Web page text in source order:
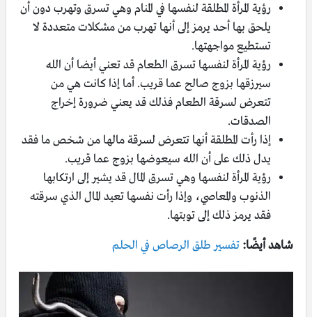
رؤية المرأة المطلقة لنفسها في المنام وهي تسرق وتهرب دون أن
يلحق بها أحد يرمز إلى أنها تهرب من مشكلات متعددة لا
تستطيع مواجهتها.
رؤية المرأة لنفسها تسرق الطعام قد تعني أيضا أن الله
سيرزقها بزوج صالح عما قريب. أما إذا كانت هي من
تتعرض لسرقة الطعام فذلك قد يعني ضرورة إخراج
الصدقات.
إذا رأت المطلقة أنها تتعرض لسرقة مالها من شخص ما فقد
يدل ذلك على أن الله سيعوضها بزوج عما قريب.
رؤية المرأة لنفسها وهي تسرق المال قد يشير إلى ارتكابها
الذنوب والمعاصي، وإذا رأت نفسها تعيد المال الذي سرقته
فقد يرمز ذلك إلى توبتها.
شاهد أيضًا: تفسير طلق الرصاص في الحلم